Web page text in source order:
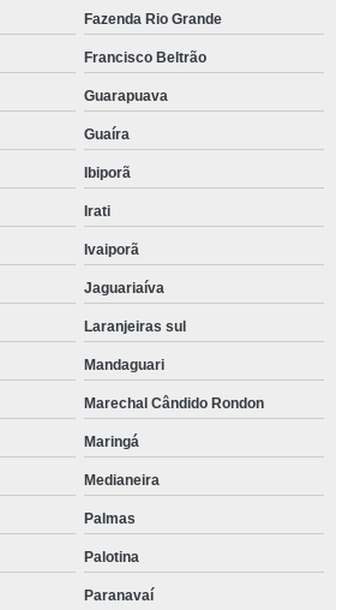
Fazenda Rio Grande
Francisco Beltrão
Guarapuava
Guaíra
Ibiporã
Irati
Ivaiporã
Jaguariaíva
Laranjeiras sul
Mandaguari
Marechal Cândido Rondon
Maringá
Medianeira
Palmas
Palotina
Paranavaí